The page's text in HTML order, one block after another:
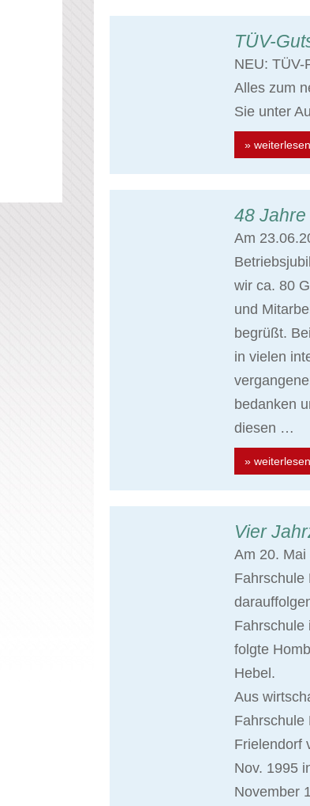
TÜV-
NEU: TÜV-
Alles zum
Sie unter
» weiterlesen
48
Am
wir ca. 80
und
begrüßt.
in vielen
bedanken
diesen …
» weiterlesen
Vier
Am 20.
Fahrschule
Fahrschule
folgte
Hebel.
Aus
Fahrschule
Frielendorf
Nov. 1995
November